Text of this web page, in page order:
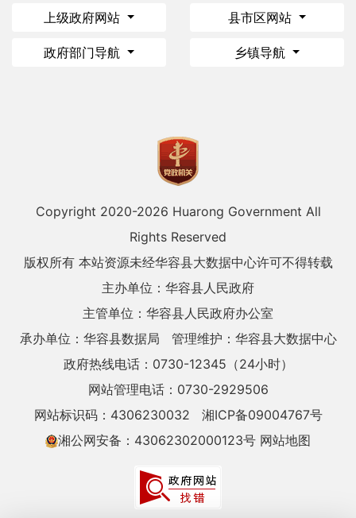
上级政府网站 县市区网站
政府部门导航 乡镇导航
Copyright 2020-2026 Huarong Government All
Rights Reserved
版权所有 本站资源未经华容县大数据中心许可不得转载
主办单位：华容县人民政府
主管单位：华容县人民政府办公室
承办单位：华容县数据局
管理维护：华容县大数据中心
政府热线电话：0730-12345（24小时）
网站管理电话：0730-2929506
网站标识码：4306230032
湘ICP备09004767号
湘公网安备：43062302000123号 网站地图